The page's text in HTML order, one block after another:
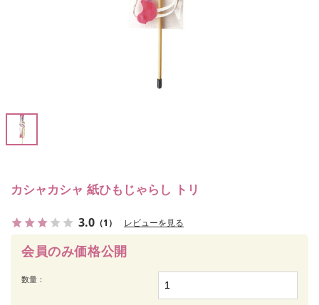
カシャカシャ 紙ひもじゃらし トリ
3.0 （1） レビューを見る
会員のみ価格公開
数量：